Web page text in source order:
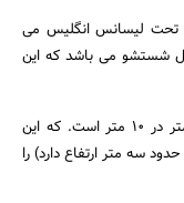
تحت لیسانس انگلیس می
شستشو می باشد که این
هر رول از این کاغذ دیواری در ابعاد 53 سانتی متر در 10 متر است. که این
سه متر ارتفاع دارد) را